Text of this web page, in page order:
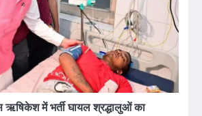
ऋषिकेश में भर्ती घायल श्रद्धालुओं का